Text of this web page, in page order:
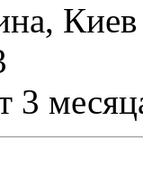
Киев
3